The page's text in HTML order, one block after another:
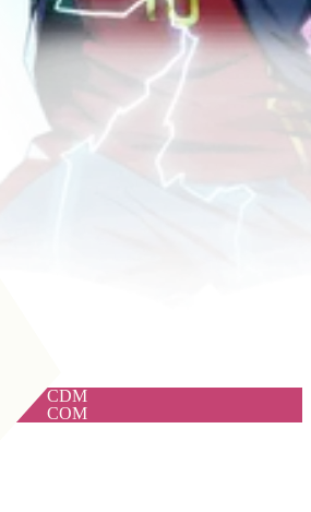
CDM
COM